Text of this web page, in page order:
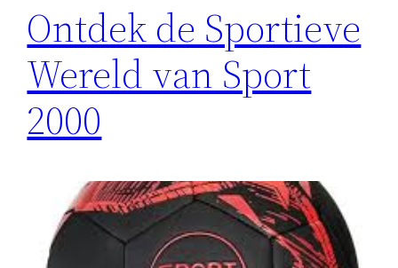
Ontdek de Sportieve
Wereld van Sport
2000